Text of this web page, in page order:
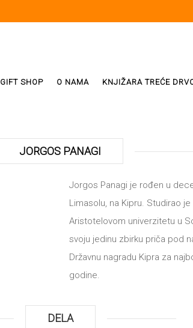
GIFT SHOP O NAMA KNJIŽARA TREĆE
JORGOS PANAGI
Jorgos Panagi je rođen u
Limasolu, na Kipru. Studirao
Aristotelovom univerzitetu u
svoju jedinu zbirku priča pod
Državnu nagradu Kipra za
godine.
DELA